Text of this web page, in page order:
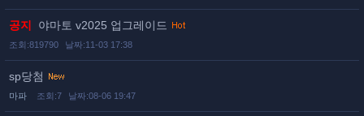
공지 야마토 v2025 업그레이드
조회:819790 날짜:11-03 17:38
sp당첨
마파 조회:7 날짜:08-06 19:47